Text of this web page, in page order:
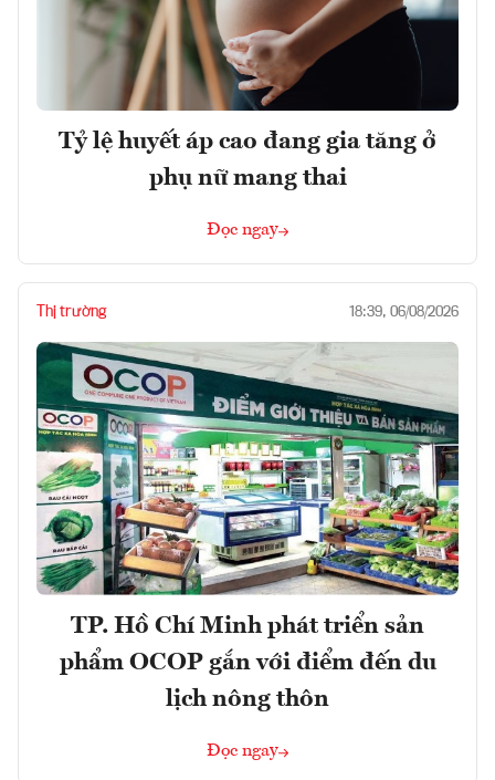
Tỷ lệ huyết áp cao đang gia tăng ở
phụ nữ mang thai
Đọc ngay
Thị trường 18:39, 06/08/2026
TP. Hồ Chí Minh phát triển sản
phẩm OCOP gắn với điểm đến du
lịch nông thôn
Đọc ngay